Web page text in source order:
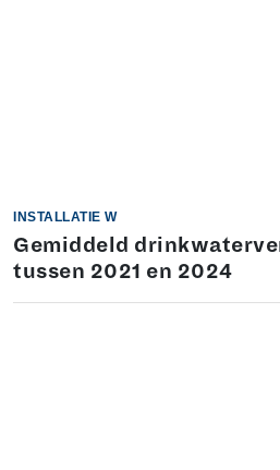
INSTALLATIE W
Gemiddeld
tussen 2021 en 2024